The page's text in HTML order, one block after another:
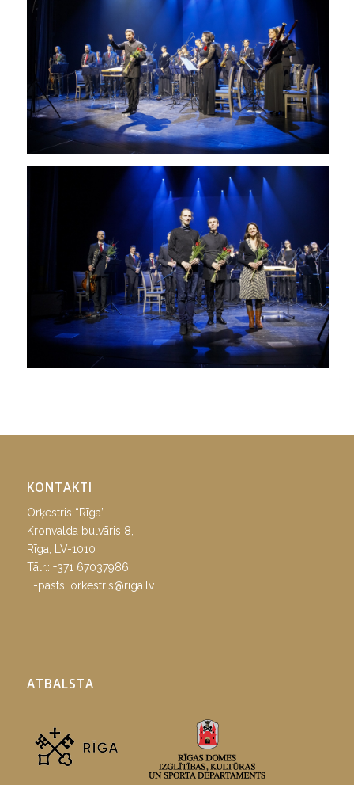
KONTAKTI
Orķestris “Rīga”
Kronvalda bulvāris 8,
Rīga, LV-1010
Tālr.: +371 67037986
E-pasts: orkestris@riga.lv
ATBALSTA